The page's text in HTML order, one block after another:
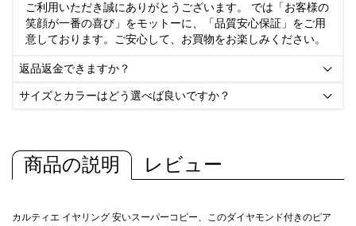
ご利用いただき誠にありがとうございます。 では「お客様の
笑顔が一番の喜び」をモットーに、「品質安心保証」をご用
意しております。ご安心して、お買物をお楽しみください。
返品返金できますか？ 
サイズとカラーはどう選べば良いですか？ 
商品の説明 レビュー
カルティエ イヤリング 安いスーパーコピー、このダイヤモンド付きのピア